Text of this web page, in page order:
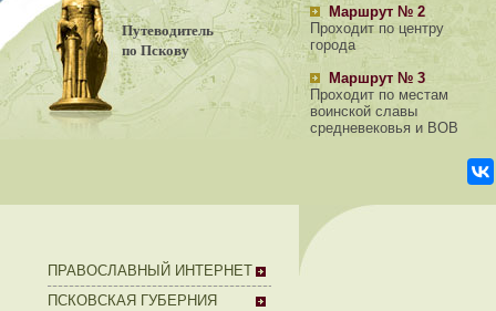
Путеводитель
по Пскову
Маршрут № 2
Проходит по центру
города
Маршрут № 3
Проходит по местам
воинской славы
средневековья и ВОВ
ПРАВОСЛАВНЫЙ ИНТЕРНЕТ
ПСКОВСКАЯ ГУБЕРНИЯ